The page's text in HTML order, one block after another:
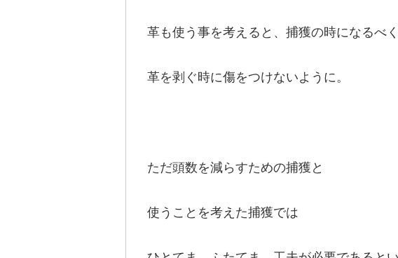
革も使う事を考えると、捕獲の時になるべ
革を剥ぐ時に傷をつけないように。
ただ頭数を減らすための捕獲と
使うことを考えた捕獲では